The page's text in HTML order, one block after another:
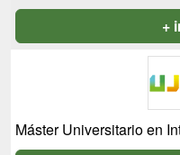
+
Máster Universitario en